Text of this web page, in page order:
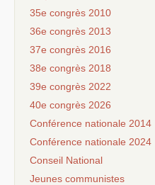
35e congrès 2010
36e congrès 2013
37e congrès 2016
38e congrès 2018
39e congrès 2022
40e congrès 2026
Conférence nationale 2014
Conférence nationale 2024
Conseil National
Jeunes communistes